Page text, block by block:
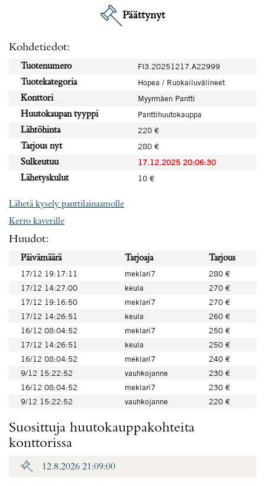
Päättynyt
Kohdetiedot:
Tuotenumero
FI3.20251217.A22999
Tuotekategoria
Hopea / Ruokailuvälineet
Konttori
Myyrmäen Pantti
Huutokaupan tyyppi
Panttihuutokauppa
Lähtöhinta
220 €
Tarjous nyt
280 €
Sulkeutuu
17.12.2025 20:06:30
Lähetyskulut
10 €
Lähetä kysely panttilainaamolle
Kerro kaverille
Huudot:
Päivämäärä Tarjoaja
Tarjous
17/12 19:17:11
meklari7
280 €
17/12 14:27:00
keula
270 €
17/12 19:16:50
meklari7
270 €
17/12 14:26:51
keula
260 €
16/12 08:04:52
meklari7
250 €
17/12 14:26:51
keula
250 €
16/12 08:04:52
meklari7
240 €
9/12 15:22:52
vauhkojanne
230 €
16/12 08:04:52
meklari7
230 €
9/12 15:22:52
vauhkojanne 220 €
Suosittuja huutokauppakohteita
konttorissa
12.8.2026 21:09:00